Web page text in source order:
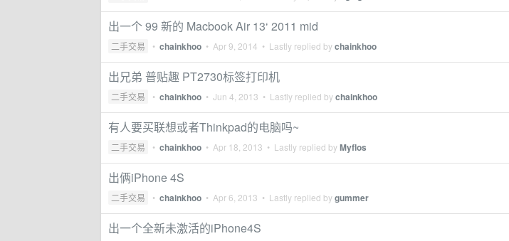
出一个 99 新的 Macbook Air 13‘ 2011 mid
二手交易 • chainkhoo • Apr 9, 2014 • Lastly replied bychainkhoo
出兄弟 普贴趣 PT2730标签打印机
二手交易 • chainkhoo • Jun 4, 2013 • Lastly replied bychainkhoo
有人要买联想或者Thinkpad的电脑吗~
二手交易 • chainkhoo • Apr 18, 2013 • Lastly replied byMyflos
出俩iPhone 4S
二手交易 • chainkhoo • Apr 6, 2013 • Lastly replied bygummer
出一个全新未激活的iPhone4S